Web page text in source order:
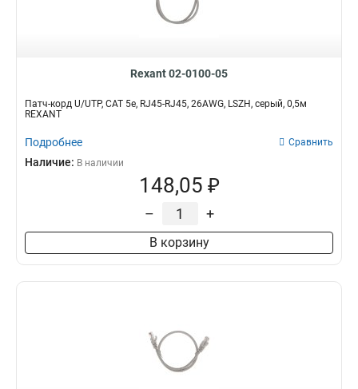
Rexant 02-0100-05
Патч-корд U/UTP, CAT 5e, RJ45-RJ45, 26AWG, LSZH, серый, 0,5м
REXANT
Подробнее Сравнить
Наличие: В наличии
148,05 ₽
– +
В корзину